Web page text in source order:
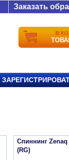
Заказать
В
Спиннинг
(RG)